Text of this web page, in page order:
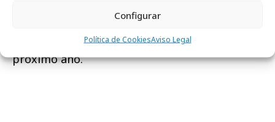
Configurar
Política de CookiesAviso Legal
trabajando para las XXX Jornadas de
Publicidad Exterior que tendrán lugar el
próximo año.